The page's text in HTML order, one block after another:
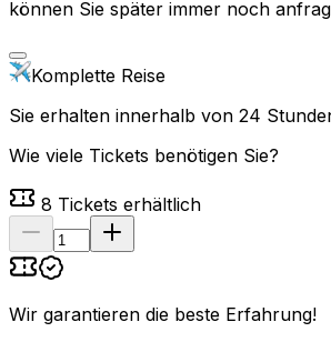
können Sie später immer noch
Komplette Reise
Sie erhalten innerhalb von 24
Wie viele Tickets benötigen Sie?
8 Tickets erhältlich
Wir garantieren die beste Erfahrung!